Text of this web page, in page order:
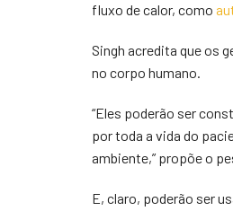
fluxo de calor, como
Singh acredita que os
no corpo humano.
“Eles poderão ser
por toda a vida do
ambiente,” propõe o
E, claro, poderão ser